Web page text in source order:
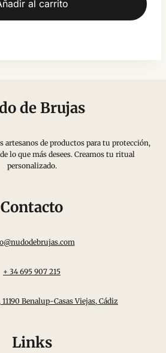
al carrito
de Brujas
artesanos de productos para tu protección,
lo que más desees. Creamos tu ritual
personalizado.
Contacto
+ 34 695 907 215
11190 Benalup-Casas Viejas, Cádiz
Links